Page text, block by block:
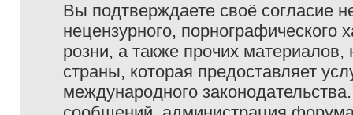
Вы подтверждаете своё согласие
нецензурного, порнографического
розни, а также прочих
страны, которая предоставляет
международного